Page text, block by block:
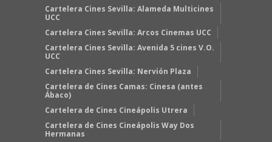
Cartelera Cines Sevilla: Alameda Multicines
UCC
Cartelera Cines Sevilla: Arcos Cinemas UCC
Cartelera Cines Sevilla: Avenida 5 cines V.O.
UCC
Cartelera Cines Sevilla: Nervión Plaza
Cartelera de Cines Camas: Cinesa (antes
Ábaco)
Cartelera de Cines Cineápolis Utrera
Cartelera de Cines Cineápolis Way Dos
Hermanas